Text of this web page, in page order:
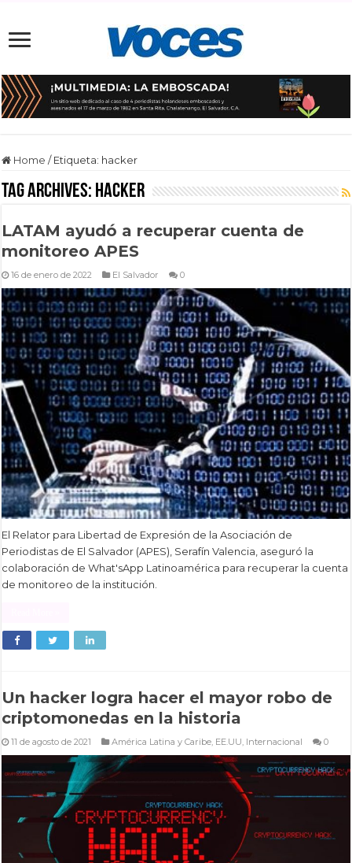
Home / Etiqueta: hacker
Tag Archives: hacker
LATAM ayudó a recuperar cuenta de
monitoreo APES
16 de enero de 2022 El Salvador 0
El Relator para Libertad de Expresión de la Asociación de
Periodistas de El Salvador (APES), Serafín Valencia, aseguró la
colaboración de What'sApp Latinoamérica para recuperar la cuenta
de monitoreo de la institución.
Un hacker logra hacer el mayor robo de
criptomonedas en la historia
11 de agosto de 2021 América Latina y Caribe, EE.UU, Internacional 0